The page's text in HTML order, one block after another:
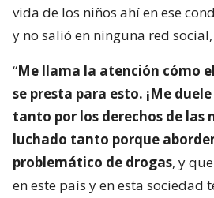
vida de los niños ahí en ese
y no salió en ninguna red
“Me llama la atención cómo
se presta para esto. ¡Me
tanto por los derechos de las
luchado tanto porque
problemático de drogas, y
en este país y en esta sociedad